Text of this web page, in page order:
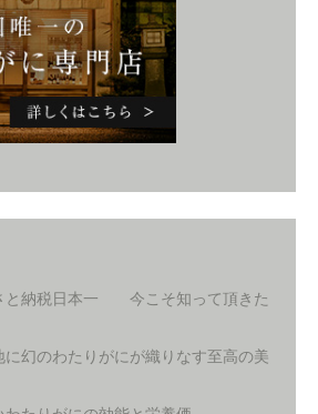
と納税日本一 今こそ知って頂きた
幻のわたりがにが織りなす至高の美